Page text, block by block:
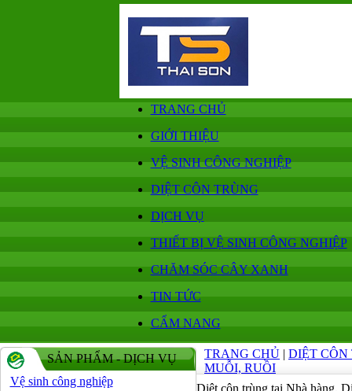
TRANG CHỦ
GIỚI THIỆU
VỆ SINH CÔNG NGHIỆP
DIỆT CÔN TRÙNG
DỊCH VỤ
THIẾT BỊ VỆ SINH CÔNG NGHIỆP
CHĂM SÓC CÂY XANH
TIN TỨC
CẨM NANG
SẢN PHẨM - DỊCH VỤ
Vệ sinh công nghiệp
TRANG CHỦ | DIỆT CÔN
MUỖI, RUỒI
Diệt côn trùng tại Nhà hàng,